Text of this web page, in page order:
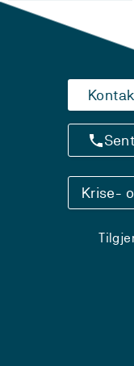
Krise-